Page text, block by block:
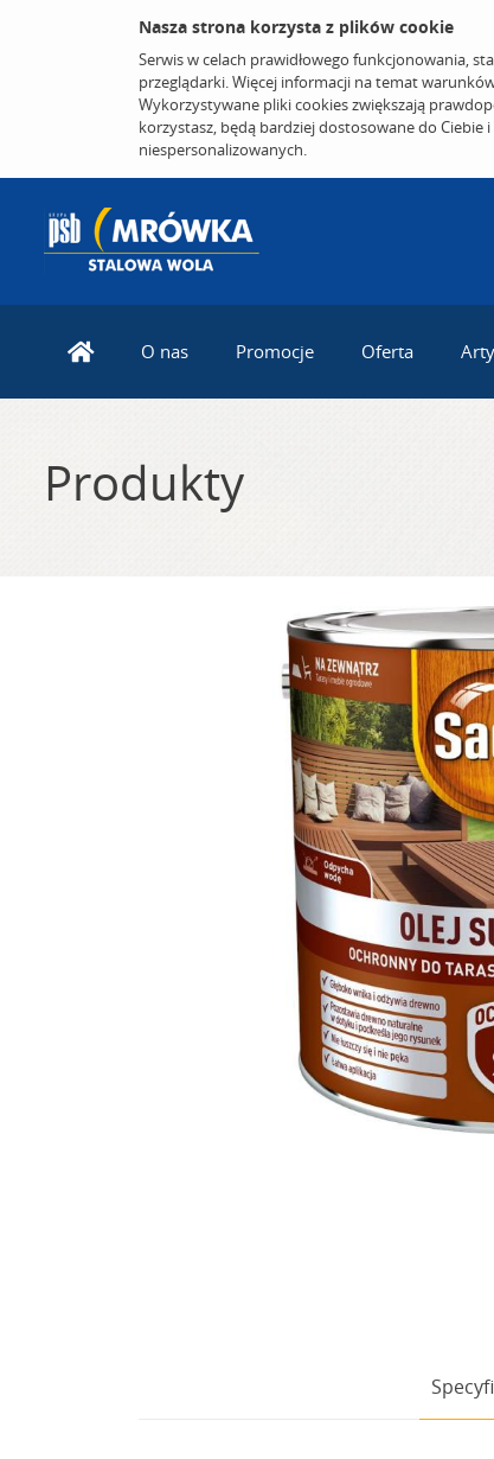
Nasza strona korzysta z plików cookie
Serwis w celach prawidłowego funkcjonowania,
przeglądarki. Więcej informacji na temat
Wykorzystywane pliki cookies zwiększają
korzystasz, będą bardziej dostosowane do
niespersonalizowanych.
O nas Promocje Oferta
Produkty